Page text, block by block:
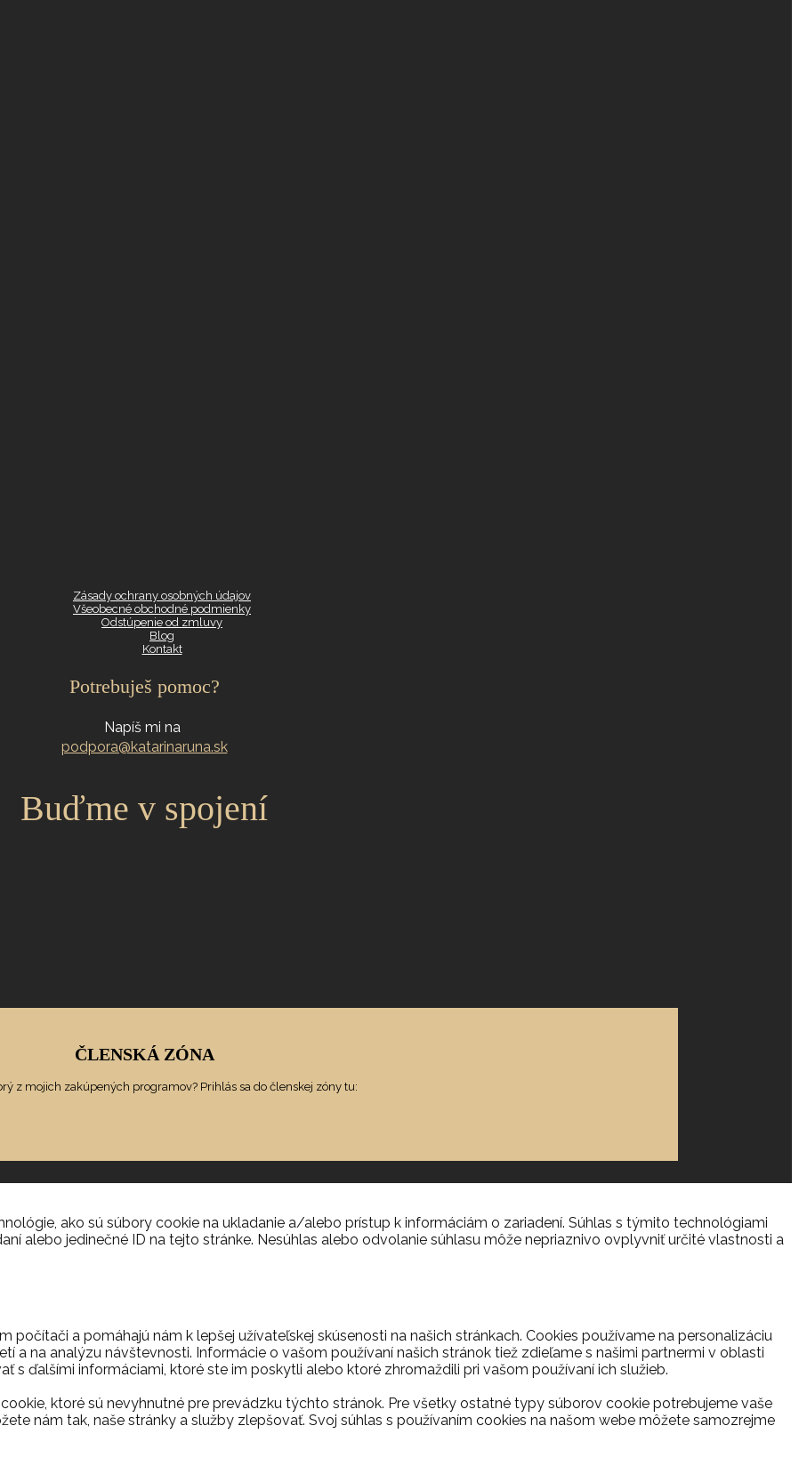
Zásady ochrany osobných údajov
Všeobecné obchodné podmienky
Odstúpenie od zmluvy
Blog
Kontakt
Potrebuješ pomoc?
Napíš mi na
podpora@katarinaruna.sk
Buďme v spojení
ČLENSKÁ ZÓNA
z mojich zakúpených programov? Prihlás sa do členskej zóny tu:
ako sú súbory cookie na ukladanie a/alebo prístup k informáciám o zariadení. Súhlas s týmito technológiami
alebo jedinečné ID na tejto stránke. Nesúhlas alebo odvolanie súhlasu môže nepriaznivo ovplyvniť určité vlastnosti a
počítači a pomáhajú nám k lepšej užívateľskej skúsenosti na našich stránkach. Cookies používame na personalizáciu
a na analýzu návštevnosti. Informácie o vašom používaní našich stránok tiež zdieľame s našimi partnermi v oblasti
s ďalšími informáciami, ktoré ste im poskytli alebo ktoré zhromaždili pri vašom používaní ich služieb.
ktoré sú nevyhnutné pre prevádzku týchto stránok. Pre všetky ostatné typy súborov cookie potrebujeme vaše
nám tak, naše stránky a služby zlepšovať. Svoj súhlas s používaním cookies na našom webe môžete samozrejme